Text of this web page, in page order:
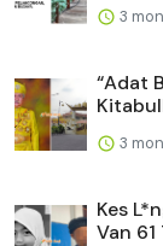
3
“Adat
3
Kes
Van 61